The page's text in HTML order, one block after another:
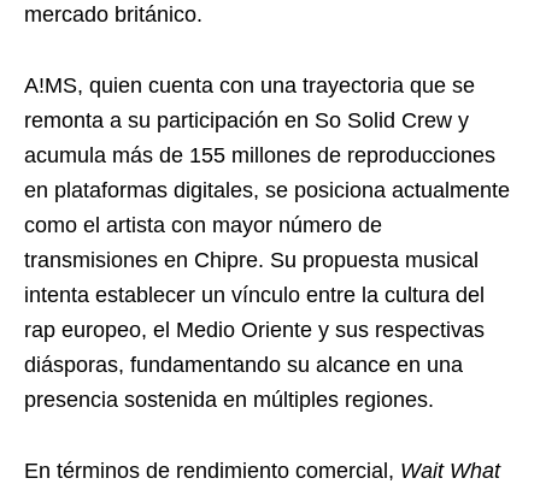
mercado británico.
A!MS, quien cuenta con una trayectoria que se
remonta a su participación en So Solid Crew y
acumula más de 155 millones de reproducciones
en plataformas digitales, se posiciona actualmente
como el artista con mayor número de
transmisiones en Chipre. Su propuesta musical
intenta establecer un vínculo entre la cultura del
rap europeo, el Medio Oriente y sus respectivas
diásporas, fundamentando su alcance en una
presencia sostenida en múltiples regiones.
En términos de rendimiento comercial, Wait What